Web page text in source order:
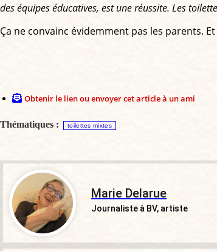
des équipes éducatives, est une réussite. Les
Ça ne convainc évidemment pas les parents.
Obtenir le lien ou envoyer cet article à un ami
Thématiques : toilettes mixtes
Marie Delarue
Journaliste à BV, artiste